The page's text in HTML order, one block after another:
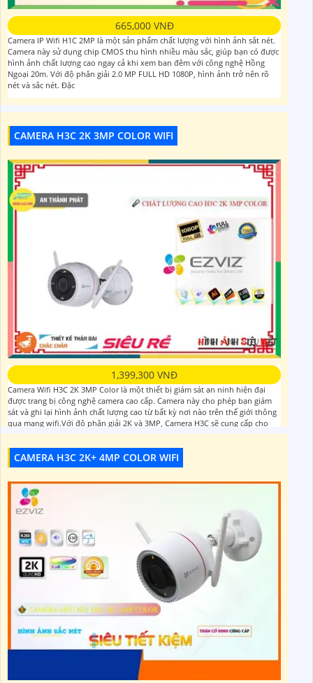
665,000 VNĐ
Camera IP Wifi H1C 2MP là một sản phẩm chất lượng với hình ảnh sắt nét.
Camera này sử dụng chip CMOS thu hình nhiều màu sắc, giúp bạn có được
hình ảnh chất lượng cao ngay cả khi xem ban đêm với công nghệ Hồng
Ngoại 20m. Với độ phân giải 2.0 MP FULL HD 1080P, hình ảnh trở nên rõ
nét và sắc nét. Đặc
CAMERA H3C 2K 3MP COLOR WIFI
1,399,300 VNĐ
Camera Wifi H3C 2K 3MP Color là một thiết bị giám sát an ninh hiện đại
được trang bị công nghệ camera cao cấp. Camera này cho phép bạn giám
sát và ghi lại hình ảnh chất lượng cao từ bất kỳ nơi nào trên thế giới thông
qua mạng wifi.Với độ phân giải 2K và 3MP, Camera H3C sẽ cung cấp cho
bạn hình ảnh
CAMERA H3C 2K+ 4MP COLOR WIFI